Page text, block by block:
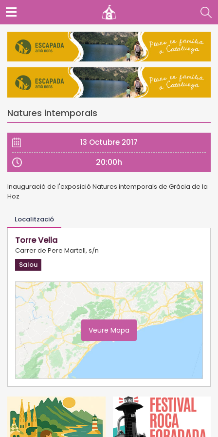
Natures intemporals
13 Octubre 2017
20:00h
Inauguració de l'exposició Natures intemporals de Gràcia de la
Hoz
Localització
Torre Vella
Carrer de Pere Martell, s/n
Salou
Veure Mapa